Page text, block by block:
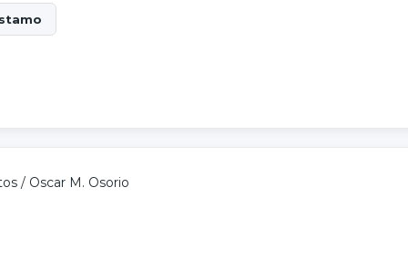
/ Oscar M. Osorio